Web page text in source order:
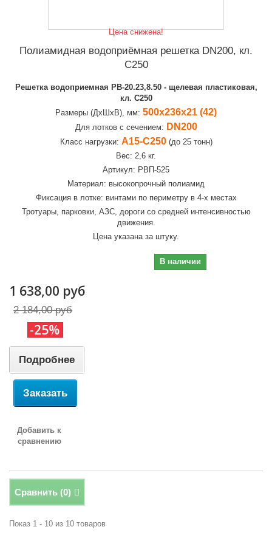
Цена снижена!
Полиамидная водоприёмная решетка DN200, кл.
C250
Решетка водоприемная РВ-20.23,8.50 - щелевая пластиковая,
кл. С250
Размеры (ДхШхВ), мм: 500х236х21 (42)
Для лотков с сечением: DN200
Класс нагрузки: А15-C250(до 25 тонн)
Вес: 2,6 кг.
Артикул: РВП-525
Материал: высокопрочный полиамид
Фиксация в лотке: винтами по периметру в 4-х местах
Тротуары, парковки, АЗС, дороги со средней интенсивностью
движения.
Цена указана за штуку.
В наличии
1 638,00 руб
2 184,00 руб
-25%
Подробнее
Заказать
Добавить к
сравнению
Сравнить (0)
Показ 1 - 10 из 10 товаров